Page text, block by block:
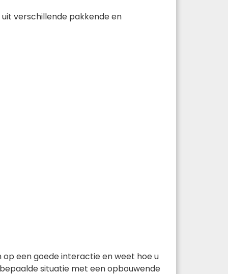
verschillende pakkende en
op een goede interactie en weet hoe u
situatie met een opbouwende